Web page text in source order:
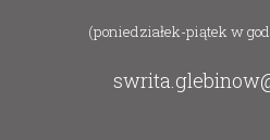
(poniedziałek-piątek w